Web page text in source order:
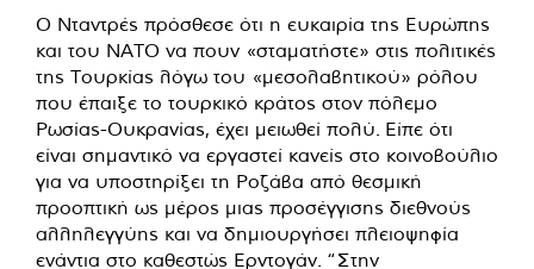
Ο Νταντρές πρόσθεσε ότι η ευκαιρία της Ευρώπης
και του ΝΑΤΟ να πουν «σταματήστε» στις πολιτικές
της Τουρκίας λόγω του «μεσολαβητικού» ρόλου
που έπαιξε το τουρκικό κράτος στον πόλεμο
Ρωσίας-Ουκρανίας, έχει μειωθεί πολύ. Είπε ότι
είναι σημαντικό να εργαστεί κανείς στο κοινοβούλιο
για να υποστηρίξει τη Ροζάβα από θεσμική
προοπτική ως μέρος μιας προσέγγισης διεθνούς
αλληλεγγύης και να δημιουργήσει πλειοψηφία
ενάντια στο καθεστώς Ερντογάν. “Στην